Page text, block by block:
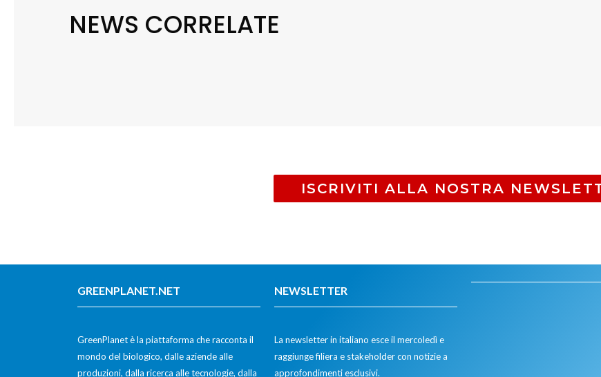
NEWS CORRELATE
ISCRIVITI ALLA NOSTRA
GREENPLANET.NET
GreenPlanet è la piattaforma che racconta il
mondo del biologico, dalle aziende alle
produzioni, dalla ricerca alle tecnologie, dalla
NEWSLETTER
La newsletter in italiano esce il mercoledì e
raggiunge filiera e stakeholder con notizie a
approfondimenti esclusivi.